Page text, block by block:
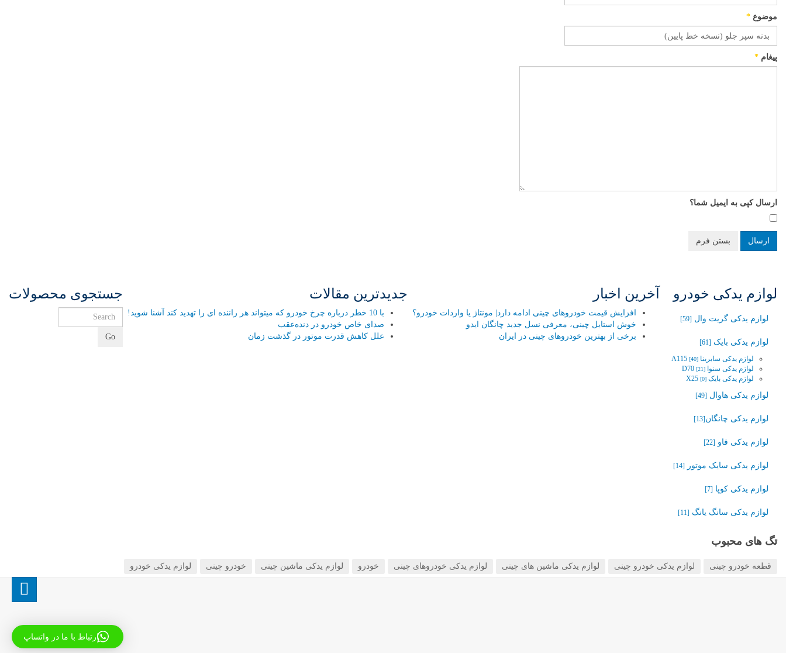
موضوع *
پیغام *
ارسال کپی به ایمیل شما؟
ارسال بستن فرم
لوازم یدکی خودرو
لوازم یدکی گریت وال [59]
لوازم یدکی بایک [61]
لوازم یدکی سابرینا A115 [40]
لوازم یدکی سنوا D70 [21]
لوازم یدکی بایک X25 [0]
لوازم یدکی هاوال [49]
لوازم یدکی چانگان‬‎[13]
لوازم یدکی فاو [22]
لوازم یدکی سایک موتور [14]
لوازم یدکی کوپا [7]
لوازم یدکی سانگ یانگ [11]
آخرین اخبار
افزایش قیمت خودروهای چینی ادامه دارد| مونتاژ یا واردات خودرو؟
خوش استایل چینی، معرفی نسل جدید چانگان ایدو
برخی از بهترین خودروهای چینی در ایران
جدیدترین مقالات
با 10 خطر درباره چرخ خودرو که میتواند هر راننده ای را تهدید کند آشنا شوید!
صدای خاص خودرو در دنده‌عقب
علل کاهش قدرت موتور در گذشت زمان
جستجوی محصولات
Go
تگ های محبوب
قطعه خودرو چینی لوازم یدکی خودرو چینی لوازم یدکی ماشین های چینی لوازم یدکی خودروهای چینی خودرو لوازم یدکی ماشین چینی خودرو چینی لوازم یدکی خودرو
ارتباط با ما در واتساپ